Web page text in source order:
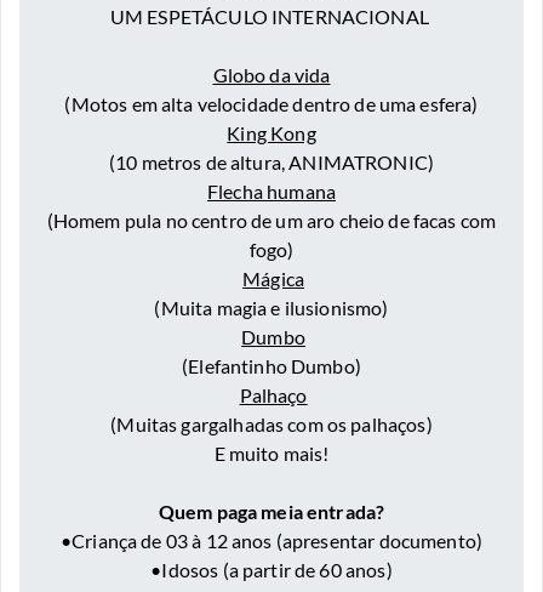
UM ESPETÁCULO INTERNACIONAL
Globo da vida
(Motos em alta velocidade dentro de uma esfera)
King Kong
(10 metros de altura, ANIMATRONIC)
Flecha humana
(Homem pula no centro de um aro cheio de facas com
fogo)
Mágica
(Muita magia e ilusionismo)
Dumbo
(Elefantinho Dumbo)
Palhaço
(Muitas gargalhadas com os palhaços)
E muito mais!
Quem paga meia entrada?
•Criança de 03 à 12 anos (apresentar documento)
•Idosos (a partir de 60 anos)